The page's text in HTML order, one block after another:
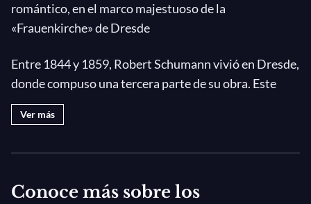
romántico, en el marco majestuoso de la
«Frauenkirche» de Dresde
Entre 1844 y 1859, Robert Schumann vivió en Dresde,
donde compuso una tercera parte de su obra. Este
concierto marca el bicentenario del nacimiento del
compositor. También es una oportunidad para que
época, obras que, aunque impresionantes, rara vez se
interpretan (Obertura de la óperaGenoveva
Ver más
Conoce más sobre los